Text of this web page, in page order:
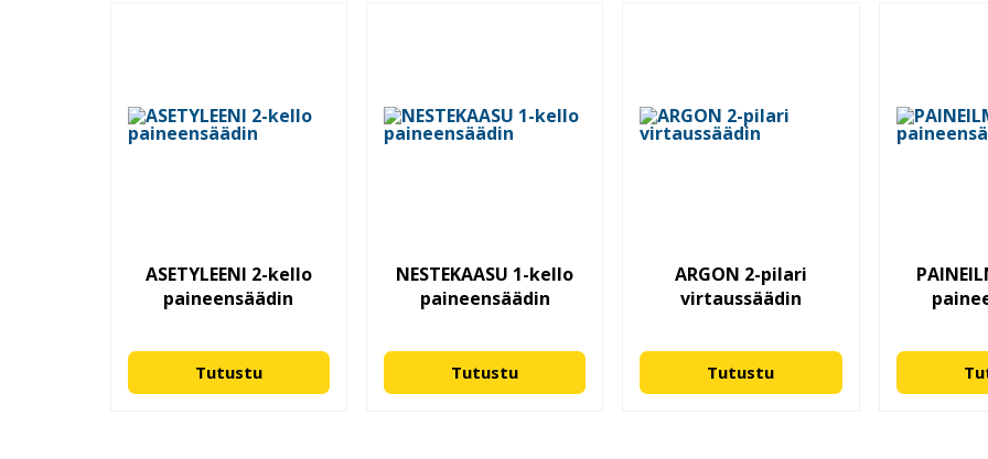
ASETYLEENI 2-kello
paineensäädin
Tutustu
NESTEKAASU 1-kello
paineensäädin
Tutustu
ARGON 2-pilari
virtaussäädin
Tutustu